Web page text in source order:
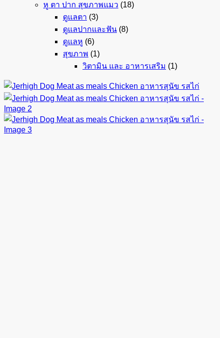
หู ตา ปาก สุขภาพแมว (18)
ดูแลตา (3)
ดูแลปากและฟัน (8)
ดูแลหู (6)
สุขภาพ (1)
วิตามิน และ อาหารเสริม (1)